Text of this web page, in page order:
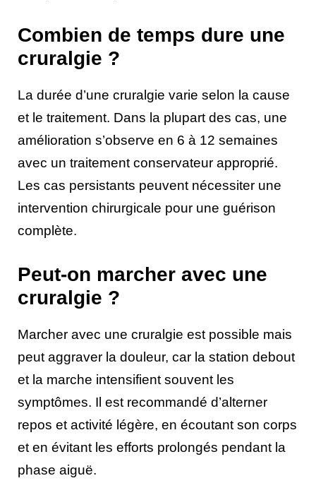
Combien de temps dure une
cruralgie ?
La durée d’une cruralgie varie selon la cause
et le traitement. Dans la plupart des cas, une
amélioration s’observe en 6 à 12 semaines
avec un traitement conservateur approprié.
Les cas persistants peuvent nécessiter une
intervention chirurgicale pour une guérison
complète.
Peut-on marcher avec une
cruralgie ?
Marcher avec une cruralgie est possible mais
peut aggraver la douleur, car la station debout
et la marche intensifient souvent les
symptômes. Il est recommandé d’alterner
repos et activité légère, en écoutant son corps
et en évitant les efforts prolongés pendant la
phase aiguë.